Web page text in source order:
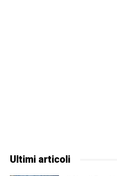
Ultimi articoli